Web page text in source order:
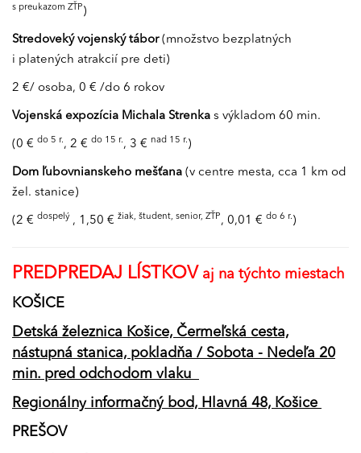
s preukazom ZŤP)
Stredoveký vojenský tábor (množstvo bezplatných
i platených atrakcií pre deti)
2 €/ osoba, 0 € /do 6 rokov
Vojenská expozícia Michala Strenka s výkladom 60 min.
(0 € do 5 r., 2 € do 15 r., 3 € nad 15 r.)
Dom ľubovnianskeho mešťana (v centre mesta, cca 1 km od
žel. stanice)
(2 € dospelý , 1,50 € žiak, študent, senior, ZŤP, 0,01 € do 6 r.)
PREDPREDAJ LÍSTKOV aj na týchto miestach
KOŠICE
Detská železnica Košice, Čermeľská cesta,
nástupná stanica, pokladňa / Sobota - Nedeľa 20
min. pred odchodom vlaku
Regionálny informačný bod, Hlavná 48, Košice
PREŠOV